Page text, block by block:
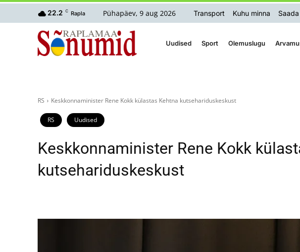
22.2 C Rapla Pühapäev, 9 aug 2026 Transport Kuhu minna
Uudised Sport Olemuslugu
RS Keskkonnaminister Rene Kokk külastas Kehtna kutsehariduskeskust
RS Uudised
Keskkonnaminister Rene Kokk
kutsehariduskeskust